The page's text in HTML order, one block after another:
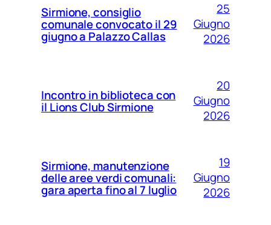
Sirmione, consiglio
comunale convocato il 29
giugno a Palazzo Callas
25
Giugno
2026
Incontro in biblioteca con
il Lions Club Sirmione
20
Giugno
2026
Sirmione, manutenzione
delle aree verdi comunali:
gara aperta fino al 7 luglio
19
Giugno
2026